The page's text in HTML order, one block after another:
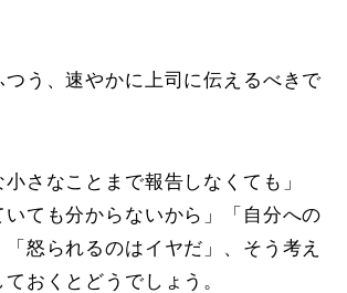
う、速やかに上司に伝えるべきで
さなことまで報告しなくても」
いても分からないから」「自分への
怒られるのはイヤだ」、そう考え
おくとどうでしょう。